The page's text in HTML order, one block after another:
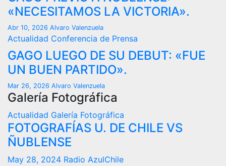
«NECESITAMOS LA VICTORIA».
Abr 10, 2026 Alvaro Valenzuela
Actualidad Conferencia de Prensa
GAGO LUEGO DE SU DEBUT: «FUE
UN BUEN PARTIDO».
Mar 26, 2026 Alvaro Valenzuela
Galería Fotográfica
Actualidad Galería Fotográfica
FOTOGRAFÍAS U. DE CHILE VS
ÑUBLENSE
May 28, 2024 Radio AzulChile